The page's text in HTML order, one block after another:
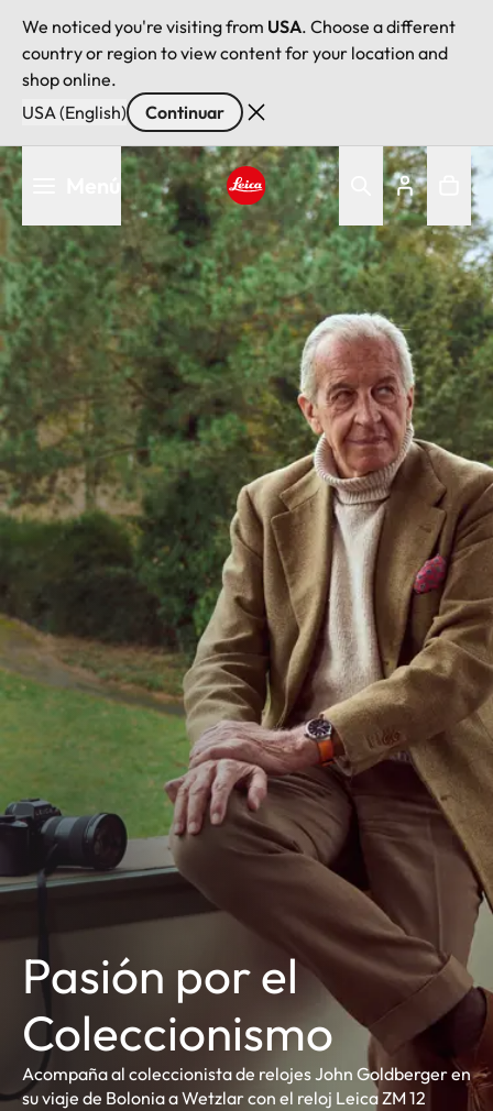
We noticed you're visiting from USA. Choose a different
country or region to view content for your location and
shop online.
USA (English)
Continuar
Pasar
al
contenido
principal
Leica logo - Home
Pasión por el
Coleccionismo
Acompaña al coleccionista de relojes John Goldberger en
su viaje de Bolonia a Wetzlar con el reloj Leica ZM 12